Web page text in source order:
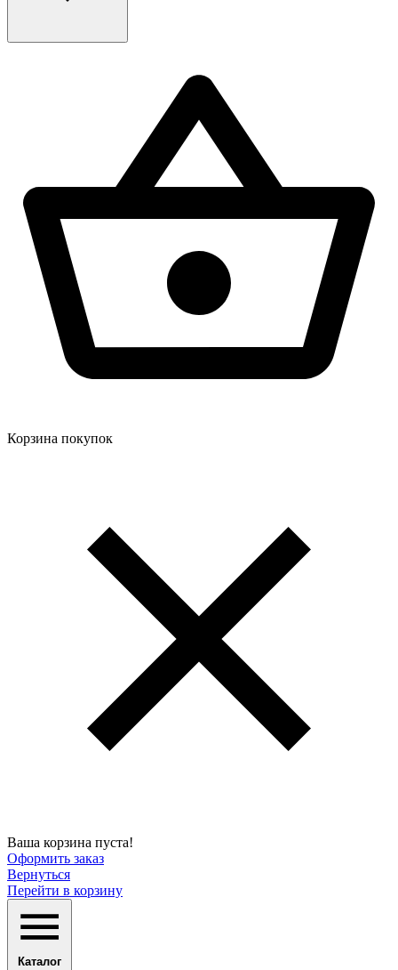
Корзина покупок
Ваша корзина пуста!
Оформить заказ
Вернуться
Перейти в корзину
Каталог